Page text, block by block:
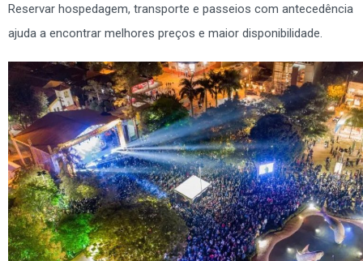
Reservar hospedagem, transporte e passeios com antecedência
ajuda a encontrar melhores preços e maior disponibilidade.